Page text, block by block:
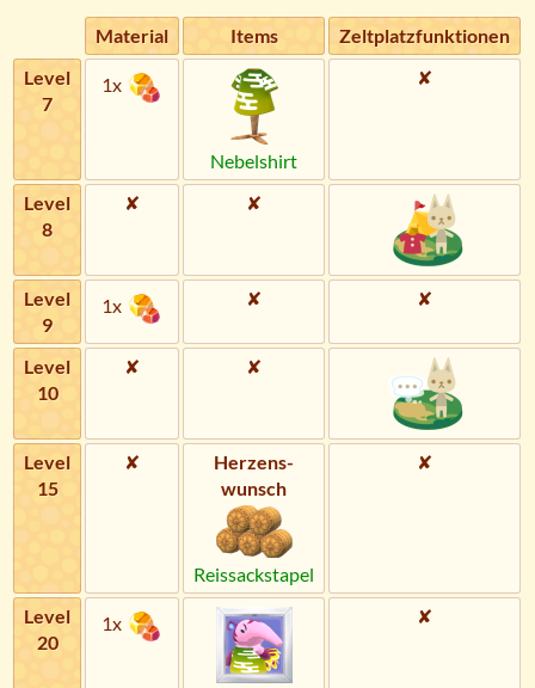
Material Items
Zeltplatzfunktionen
Level
7
1x
Nebelshirt
✘
Level
8
✘ ✘
Level
9
1x ✘ ✘
Level
10
✘ ✘
Level
15
✘
Herzens­
wunsch
Reissackstapel
✘
Level
20
1x ✘